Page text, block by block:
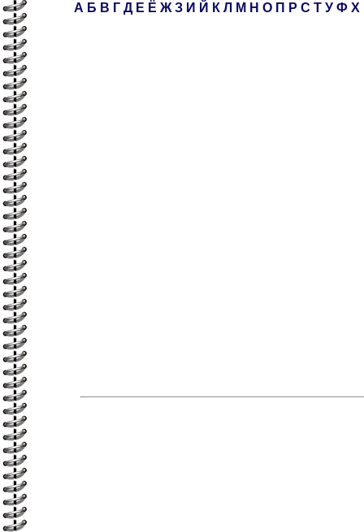
А Б В Г Д Е Ё Ж З И Й К Л М Н О П Р С Т У Ф Х